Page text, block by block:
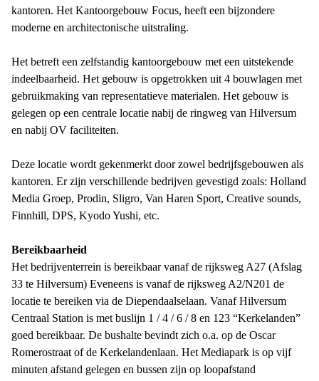
kantoren. Het Kantoorgebouw Focus, heeft een bijzondere
moderne en architectonische uitstraling.
Het betreft een zelfstandig kantoorgebouw met een uitstekende
indeelbaarheid. Het gebouw is opgetrokken uit 4 bouwlagen met
gebruikmaking van representatieve materialen. Het gebouw is
gelegen op een centrale locatie nabij de ringweg van Hilversum
en nabij OV faciliteiten.
Deze locatie wordt gekenmerkt door zowel bedrijfsgebouwen als
kantoren. Er zijn verschillende bedrijven gevestigd zoals: Holland
Media Groep, Prodin, Sligro, Van Haren Sport, Creative sounds,
Finnhill, DPS, Kyodo Yushi, etc.
Bereikbaarheid
Het bedrijventerrein is bereikbaar vanaf de rijksweg A27 (Afslag
33 te Hilversum) Eveneens is vanaf de rijksweg A2/N201 de
locatie te bereiken via de Diependaalselaan. Vanaf Hilversum
Centraal Station is met buslijn 1 / 4 / 6 / 8 en 123 “Kerkelanden”
goed bereikbaar. De bushalte bevindt zich o.a. op de Oscar
Romerostraat of de Kerkelandenlaan. Het Mediapark is op vijf
minuten afstand gelegen en bussen zijn op loopafstand